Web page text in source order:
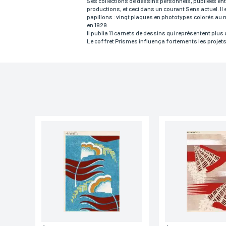
Email*
Lieu de livraison*
France Monde
productions, et ceci dans un courant Sens actuel. Il
papillons : vingt plaques en phototypes colorés au
en 1929.
Il publia 11 carnets de dessins qui représentent
Le coffret Prismes influença fortements les